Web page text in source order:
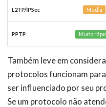
L2TP/IPSec Média
PPTP Muito
Também leve em
protocolos funcionam
ser influenciado por seu
Se um protocolo não